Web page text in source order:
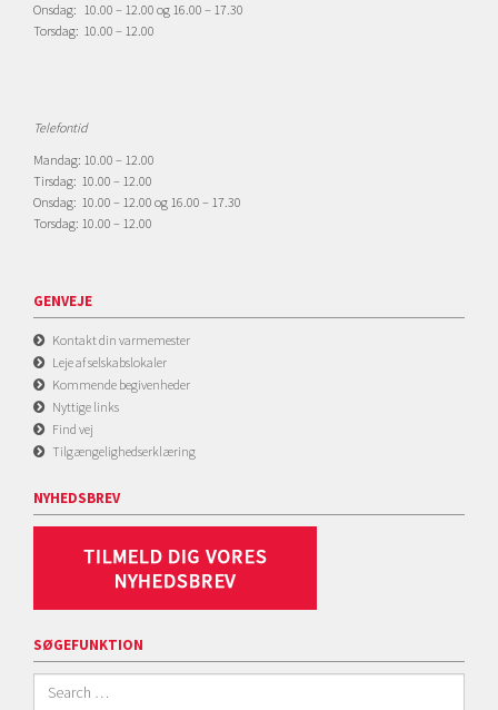
Onsdag: 10.00 – 12.00 og 16.00 – 17.30
Torsdag: 10.00 – 12.00
Telefontid
Mandag: 10.00 – 12.00
Tirsdag: 10.00 – 12.00
Onsdag: 10.00 – 12.00 og 16.00 – 17.30
Torsdag: 10.00 – 12.00
GENVEJE
Kontakt din varmemester
Leje af selskabslokaler
Kommende begivenheder
Nyttige links
Find vej
Tilgængelighedserklæring
NYHEDSBREV
SØGEFUNKTION